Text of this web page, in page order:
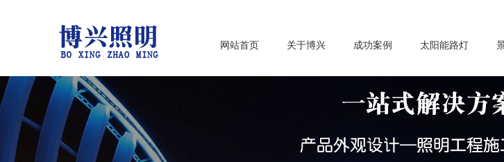
网站首页 关于博兴 成功案例 太阳能路灯